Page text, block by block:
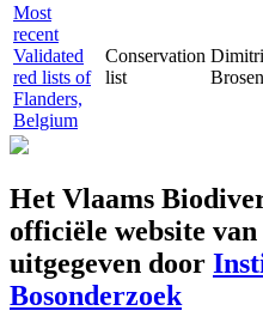
Most
recent
Validated
red lists of
Flanders,
Belgium
Conservation
list
Dimitri
Het Vlaams
officiële website
uitgegeven door
Bosonderzoek